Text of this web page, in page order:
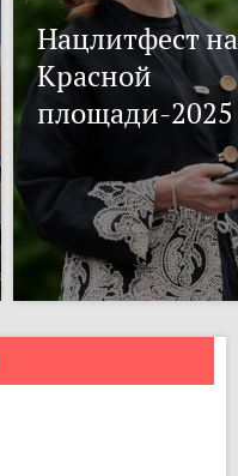
Нацлитфест на
Красной
площади-2025